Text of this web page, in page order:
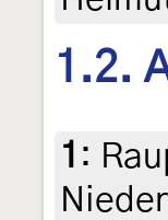
1.2.
1 :